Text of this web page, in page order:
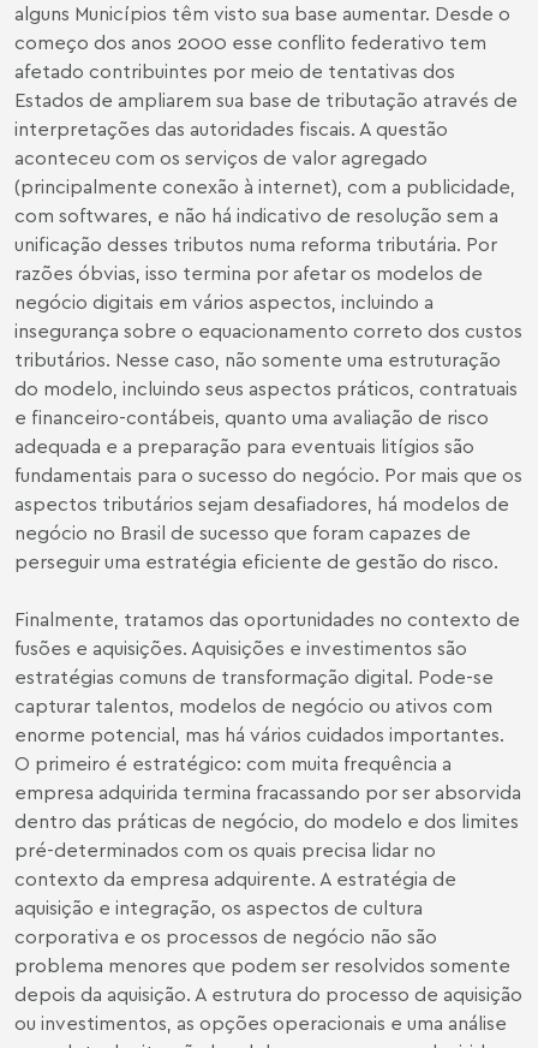
alguns Municípios têm visto sua base aumentar. Desde o
começo dos anos 2000 esse conflito federativo tem
afetado contribuintes por meio de tentativas dos
Estados de ampliarem sua base de tributação através de
interpretações das autoridades fiscais. A questão
aconteceu com os serviços de valor agregado
(principalmente conexão à internet), com a publicidade,
com softwares, e não há indicativo de resolução sem a
unificação desses tributos numa reforma tributária. Por
razões óbvias, isso termina por afetar os modelos de
negócio digitais em vários aspectos, incluindo a
insegurança sobre o equacionamento correto dos custos
tributários. Nesse caso, não somente uma estruturação
do modelo, incluindo seus aspectos práticos, contratuais
e financeiro-contábeis, quanto uma avaliação de risco
adequada e a preparação para eventuais litígios são
fundamentais para o sucesso do negócio. Por mais que os
aspectos tributários sejam desafiadores, há modelos de
negócio no Brasil de sucesso que foram capazes de
perseguir uma estratégia eficiente de gestão do risco.
Finalmente, tratamos das oportunidades no contexto de
fusões e aquisições. Aquisições e investimentos são
estratégias comuns de transformação digital. Pode-se
capturar talentos, modelos de negócio ou ativos com
enorme potencial, mas há vários cuidados importantes.
O primeiro é estratégico: com muita frequência a
empresa adquirida termina fracassando por ser absorvida
dentro das práticas de negócio, do modelo e dos limites
pré-determinados com os quais precisa lidar no
contexto da empresa adquirente. A estratégia de
aquisição e integração, os aspectos de cultura
corporativa e os processos de negócio não são
problema menores que podem ser resolvidos somente
depois da aquisição. A estrutura do processo de aquisição
ou investimentos, as opções operacionais e uma análise